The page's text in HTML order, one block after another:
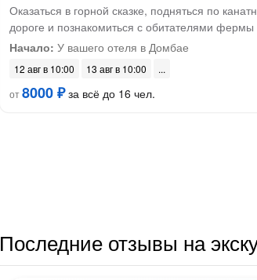
Оказаться в горной сказке, подняться по
дороге и познакомиться с обитателями фермы
Начало: У вашего отеля в Домбае
12 авг в 10:00
13 авг в 10:00
от8000 ₽за всё до 16 чел.
Последние отзывы на